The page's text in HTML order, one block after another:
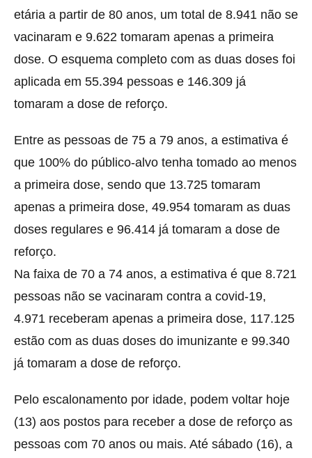
etária a partir de 80 anos, um total de 8.941 não se
vacinaram e 9.622 tomaram apenas a primeira
dose. O esquema completo com as duas doses foi
aplicada em 55.394 pessoas e 146.309 já
tomaram a dose de reforço.
Entre as pessoas de 75 a 79 anos, a estimativa é
que 100% do público-alvo tenha tomado ao menos
a primeira dose, sendo que 13.725 tomaram
apenas a primeira dose, 49.954 tomaram as duas
doses regulares e 96.414 já tomaram a dose de
reforço.
Na faixa de 70 a 74 anos, a estimativa é que 8.721
pessoas não se vacinaram contra a covid-19,
4.971 receberam apenas a primeira dose, 117.125
estão com as duas doses do imunizante e 99.340
já tomaram a dose de reforço.
Pelo escalonamento por idade, podem voltar hoje
(13) aos postos para receber a dose de reforço as
pessoas com 70 anos ou mais. Até sábado (16), a